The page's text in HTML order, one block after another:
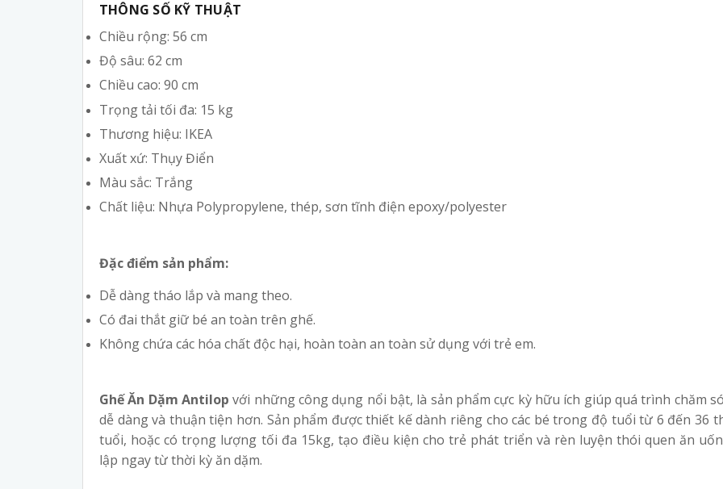
THÔNG SỐ KỸ THUẬT
Chiều rộng: 56 cm
Độ sâu: 62 cm
Chiều cao: 90 cm
Trọng tải tối đa: 15 kg
Thương hiệu: IKEA
Xuất xứ: Thụy Điển
Màu sắc: Trắng
Chất liệu: Nhựa Polypropylene, thép, sơn tĩnh điện epoxy/polyester
Đặc điểm sản phẩm:
Dễ dàng tháo lắp và mang theo.
Có đai thắt giữ bé an toàn trên ghế.
Không chứa các hóa chất độc hại, hoàn toàn an toàn sử dụng với trẻ em.
Ghế Ăn Dặm Antilop với những công dụng nổi bật, là sản phẩm cực kỳ hữu ích giúp quá trình chăm
dễ dàng và thuận tiện hơn. Sản phẩm được thiết kế dành riêng cho các bé trong độ tuổi từ 6 đến 36
tuổi, hoặc có trọng lượng tối đa 15kg, tạo điều kiện cho trẻ phát triển và rèn luyện thói quen ăn
lập ngay từ thời kỳ ăn dặm.